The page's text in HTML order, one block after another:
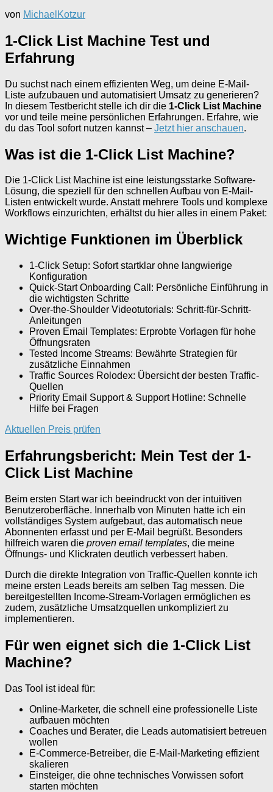
von MichaelKotzur
1-Click List Machine Test und
Erfahrung
Du suchst nach einem effizienten Weg, um deine E-Mail-
Liste aufzubauen und automatisiert Umsatz zu generieren?
In diesem Testbericht stelle ich dir die 1-Click List Machine
vor und teile meine persönlichen Erfahrungen. Erfahre, wie
du das Tool sofort nutzen kannst – Jetzt hier anschauen.
Was ist die 1-Click List Machine?
Die 1-Click List Machine ist eine leistungsstarke Software-
Lösung, die speziell für den schnellen Aufbau von E-Mail-
Listen entwickelt wurde. Anstatt mehrere Tools und komplexe
Workflows einzurichten, erhältst du hier alles in einem Paket:
Wichtige Funktionen im Überblick
1-Click Setup: Sofort startklar ohne langwierige
Konfiguration
Quick-Start Onboarding Call: Persönliche Einführung in
die wichtigsten Schritte
Over-the-Shoulder Videotutorials: Schritt-für-Schritt-
Anleitungen
Proven Email Templates: Erprobte Vorlagen für hohe
Öffnungsraten
Tested Income Streams: Bewährte Strategien für
zusätzliche Einnahmen
Traffic Sources Rolodex: Übersicht der besten Traffic-
Quellen
Priority Email Support & Support Hotline: Schnelle
Hilfe bei Fragen
Aktuellen Preis prüfen
Erfahrungsbericht: Mein Test der 1-
Click List Machine
Beim ersten Start war ich beeindruckt von der intuitiven
Benutzeroberfläche. Innerhalb von Minuten hatte ich ein
vollständiges System aufgebaut, das automatisch neue
Abonnenten erfasst und per E-Mail begrüßt. Besonders
hilfreich waren die proven email templates, die meine
Öffnungs- und Klickraten deutlich verbessert haben.
Durch die direkte Integration von Traffic-Quellen konnte ich
meine ersten Leads bereits am selben Tag messen. Die
bereitgestellten Income-Stream-Vorlagen ermöglichen es
zudem, zusätzliche Umsatzquellen unkompliziert zu
implementieren.
Für wen eignet sich die 1-Click List
Machine?
Das Tool ist ideal für:
Online-Marketer, die schnell eine professionelle Liste
aufbauen möchten
Coaches und Berater, die Leads automatisiert betreuen
wollen
E-Commerce-Betreiber, die E-Mail-Marketing effizient
skalieren
Einsteiger, die ohne technisches Vorwissen sofort
starten möchten